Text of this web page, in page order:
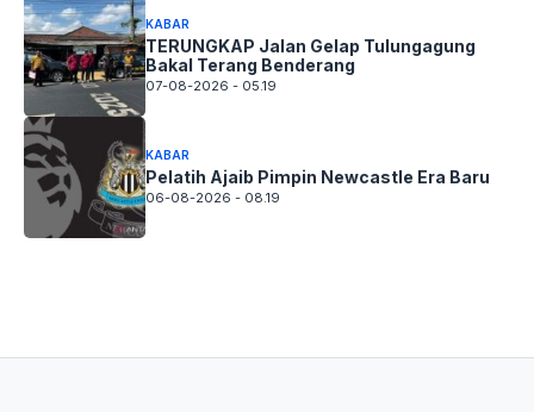
KABAR
TERUNGKAP Jalan Gelap Tulungagung
Bakal Terang Benderang
07-08-2026 - 05.19
KABAR
Pelatih Ajaib Pimpin Newcastle Era Baru
06-08-2026 - 08.19